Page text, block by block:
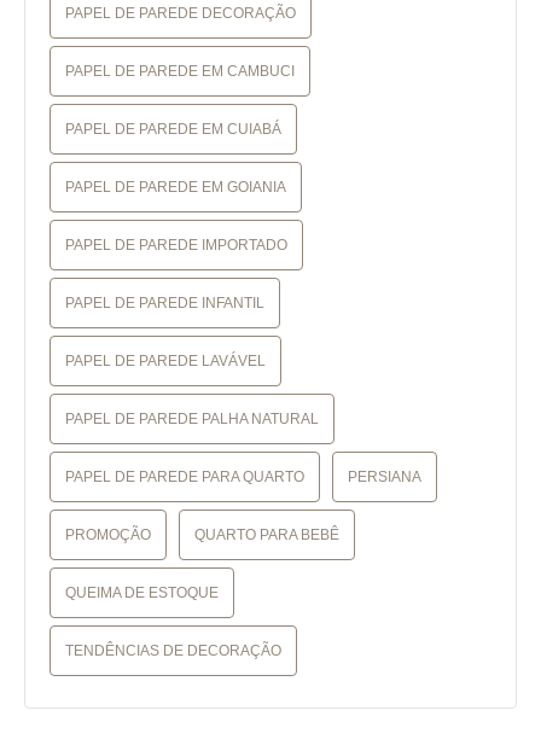
PAPEL DE PAREDE DECORAÇÃO
PAPEL DE PAREDE EM CAMBUCI
PAPEL DE PAREDE EM CUIABÁ
PAPEL DE PAREDE EM GOIANIA
PAPEL DE PAREDE IMPORTADO
PAPEL DE PAREDE INFANTIL
PAPEL DE PAREDE LAVÁVEL
PAPEL DE PAREDE PALHA NATURAL
PAPEL DE PAREDE PARA QUARTO PERSIANA
PROMOÇÃO QUARTO PARA BEBÊ
QUEIMA DE ESTOQUE
TENDÊNCIAS DE DECORAÇÃO